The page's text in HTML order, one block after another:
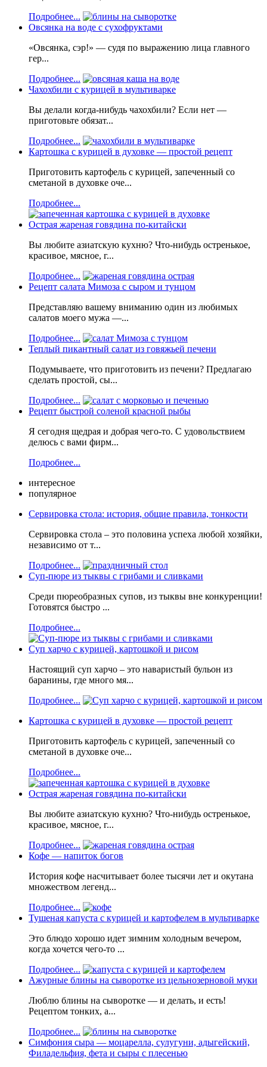
Подробнее...
Овсянка на воде с сухофруктами
«Овсянка, сэр!» — судя по выражению лица главного
гер...
Подробнее...
Чахохбили с курицей в мультиварке
Вы делали когда-нибудь чахохбили? Если нет —
приготовьте обязат...
Подробнее...
Картошка с курицей в духовке — простой рецепт
Приготовить картофель с курицей, запеченный со
сметаной в духовке оче...
Подробнее...
Острая жареная говядина по-китайски
Вы любите азиатскую кухню? Что-нибудь остренькое,
красивое, мясное, г...
Подробнее...
Рецепт салата Мимоза с сыром и тунцом
Представляю вашему вниманию один из любимых
салатов моего мужа —...
Подробнее...
Теплый пикантный салат из говяжьей печени
Подумываете, что приготовить из печени? Предлагаю
сделать простой, сы...
Подробнее...
Рецепт быстрой соленой красной рыбы
Я сегодня щедрая и добрая чего-то. С удовольствием
делюсь с вами фирм...
Подробнее...
интересное
популярное
Сервировка стола: история, общие правила, тонкости
Сервировка стола – это половина успеха любой хозяйки,
независимо от т...
Подробнее...
Суп-пюре из тыквы с грибами и сливками
Среди пюреобразных супов, из тыквы вне конкуренции!
Готовятся быстро ...
Подробнее...
Суп харчо с курицей, картошкой и рисом
Настоящий суп харчо – это наваристый бульон из
баранины, где много мя...
Подробнее...
Картошка с курицей в духовке — простой рецепт
Приготовить картофель с курицей, запеченный со
сметаной в духовке оче...
Подробнее...
Острая жареная говядина по-китайски
Вы любите азиатскую кухню? Что-нибудь остренькое,
красивое, мясное, г...
Подробнее...
Кофе — напиток богов
История кофе насчитывает более тысячи лет и окутана
множеством легенд...
Подробнее...
Тушеная капуста с курицей и картофелем в мультиварке
Это блюдо хорошо идет зимним холодным вечером,
когда хочется чего-то ...
Подробнее...
Ажурные блины на сыворотке из цельнозерновой муки
Люблю блины на сыворотке — и делать, и есть!
Рецептом тонких, а...
Подробнее...
Симфония сыра — моцарелла, сулугуни, адыгейский,
Филадельфия, фета и сыры с плесенью